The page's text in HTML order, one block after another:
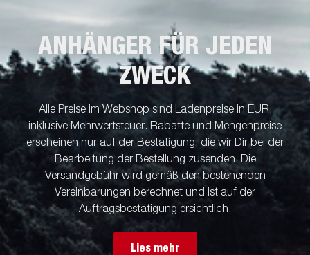
ANHÄNGER FÜR JEDEN
ZWECK
Alle Preise im Webshop sind Ladenpreise in EUR,
inklusive Mehrwertsteuer. Rabatte und Mengenpreise
erscheinen nur auf der Bestätigung, die wir Dir bei der
Bearbeitung der Bestellung zusenden. Die
Versandgebühr wird gemäß den bestehenden
Vereinbarungen berechnet und ist auf der
Auftragsbestätigung ersichtlich.
Lies mehr